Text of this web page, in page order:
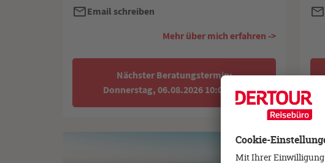
Email schreiben
Mehr über mich erfahren ->
Nächster Beratungstermin:
Donnerstag, 06.08.2026 10:00 Uhr